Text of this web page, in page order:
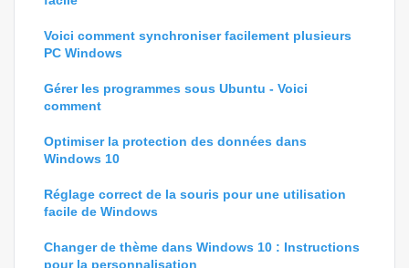
Voici comment synchroniser facilement plusieurs
PC Windows
Gérer les programmes sous Ubuntu - Voici
comment
Optimiser la protection des données dans
Windows 10
Réglage correct de la souris pour une utilisation
facile de Windows
Changer de thème dans Windows 10 : Instructions
pour la personnalisation